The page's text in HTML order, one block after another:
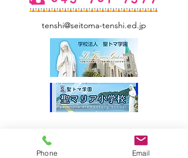
tenshi@seitoma-tenshi.ed.jp
Phone Email